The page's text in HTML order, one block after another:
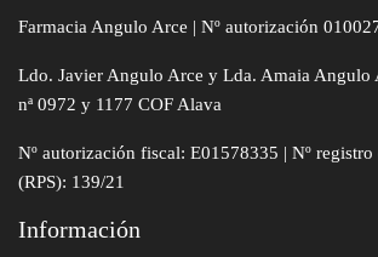
Farmacia Angulo Arce | Nº autorización
Ldo. Javier Angulo Arce y Lda. Amaia Angulo
nª 0972 y 1177 COF Alava
Nº autorización fiscal: E01578335 | Nº
(RPS): 139/21
Información